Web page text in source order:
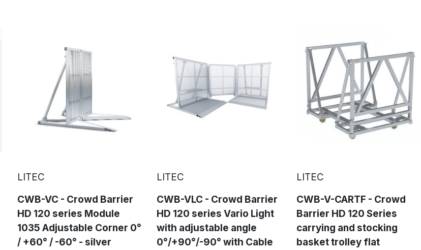
LITEC
CWB-VC - Crowd Barrier
HD 120 series Module
1035 Adjustable Corner 0°
/ +60° / -60° - silver
LITEC
CWB-VLC - Crowd Barrier
HD 120 series Vario Light
with adjustable angle
0°/+90°/-90° with Cable
LITEC
CWB-V-CARTF - Crowd
Barrier HD 120 Series
carrying and stocking
basket trolley flat